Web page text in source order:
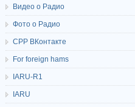
Видео о Радио
Фото о Радио
СРР ВКонтакте
For foreign hams
IARU-R1
IARU